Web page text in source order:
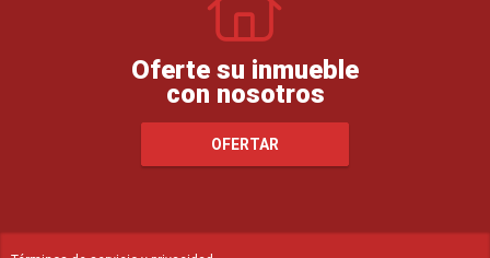
Oferte su inmueble
con nosotros
OFERTAR